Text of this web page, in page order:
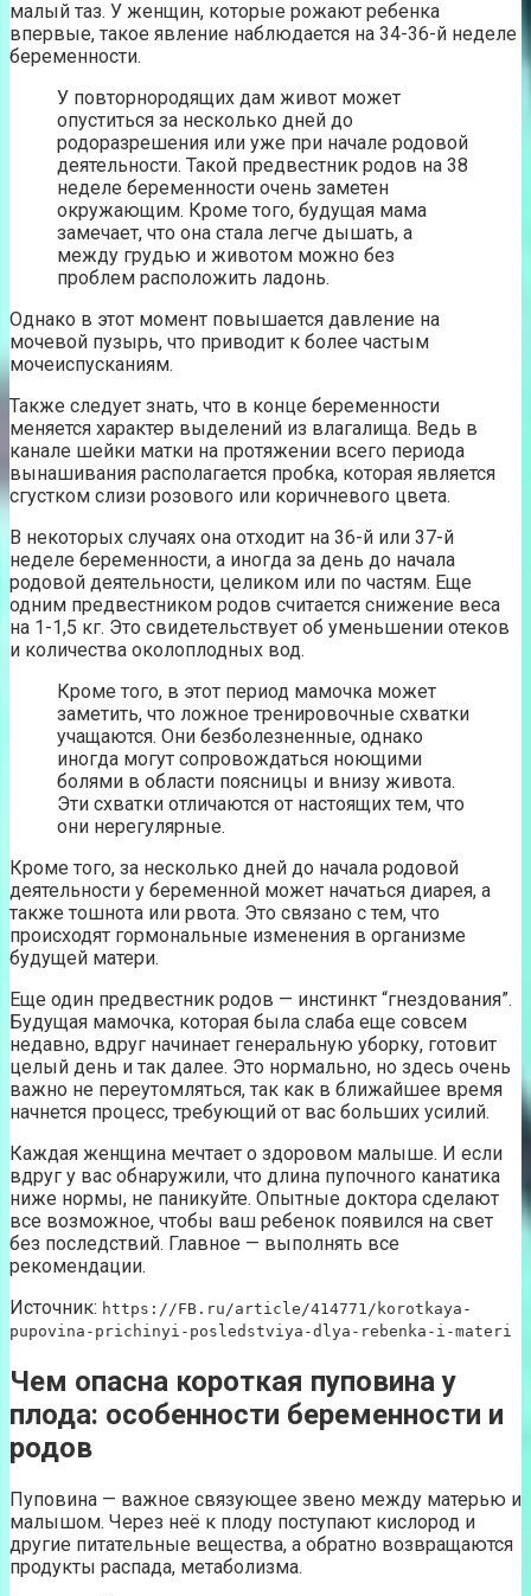
малый таз. У женщин, которые рожают ребенка
впервые, такое явление наблюдается на 34-36-й неделе
беременности.
У повторнородящих дам живот может
опуститься за несколько дней до
родоразрешения или уже при начале родовой
деятельности. Такой предвестник родов на 38
неделе беременности очень заметен
окружающим. Кроме того, будущая мама
замечает, что она стала легче дышать, а
между грудью и животом можно без
проблем расположить ладонь.
Однако в этот момент повышается давление на
мочевой пузырь, что приводит к более частым
мочеиспусканиям.
Также следует знать, что в конце беременности
меняется характер выделений из влагалища. Ведь в
канале шейки матки на протяжении всего периода
вынашивания располагается пробка, которая является
сгустком слизи розового или коричневого цвета.
В некоторых случаях она отходит на 36-й или 37-й
неделе беременности, а иногда за день до начала
родовой деятельности, целиком или по частям. Еще
одним предвестником родов считается снижение веса
на 1-1,5 кг. Это свидетельствует об уменьшении отеков
и количества околоплодных вод.
Кроме того, в этот период мамочка может
заметить, что ложное тренировочные схватки
учащаются. Они безболезненные, однако
иногда могут сопровождаться ноющими
болями в области поясницы и внизу живота.
Эти схватки отличаются от настоящих тем, что
они нерегулярные.
Кроме того, за несколько дней до начала родовой
деятельности у беременной может начаться диарея, а
также тошнота или рвота. Это связано с тем, что
происходят гормональные изменения в организме
будущей матери.
Еще один предвестник родов — инстинкт “гнездования”.
Будущая мамочка, которая была слаба еще совсем
недавно, вдруг начинает генеральную уборку, готовит
целый день и так далее. Это нормально, но здесь очень
важно не переутомляться, так как в ближайшее время
начнется процесс, требующий от вас больших усилий.
Каждая женщина мечтает о здоровом малыше. И если
вдруг у вас обнаружили, что длина пупочного канатика
ниже нормы, не паникуйте. Опытные доктора сделают
все возможное, чтобы ваш ребенок появился на свет
без последствий. Главное — выполнять все
рекомендации.
Источник: https://FB.ru/article/414771/korotkaya-
pupovina-prichinyi-posledstviya-dlya-rebenka-i-materi
Чем опасна короткая пуповина у
плода: особенности беременности и
родов
Пуповина — важное связующее звено между матерью и
малышом. Через неё к плоду поступают кислород и
другие питательные вещества, а обратно возвращаются
продукты распада, метаболизма.